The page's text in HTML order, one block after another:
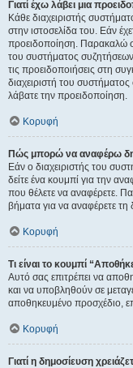
Γιατί έχω λάβει μια
Κάθε διαχειριστής
στην ιστοσελίδα του. Εάν
προειδοποίηση. Παρακαλώ
του συστήματος συζητήσεων
τις προειδοποιήσεις στη
διαχειριστή του
λάβατε την προειδοποίηση.
Κορυφή
Πώς μπορώ να αναφέρω
Εάν ο διαχειριστής του
δείτε ένα κουμπί για την
που θέλετε να αναφέρετε.
βήματα για να αναφέρετε τη
Κορυφή
Τι είναι το κουμπί
Αυτό σας επιτρέπει να
και να υποβληθούν σε
αποθηκευμένο προσχέδιο,
Κορυφή
Γιατί η δημοσίευση